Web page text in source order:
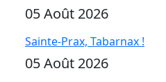
05 Août 2026
Sainte-Prax, Tabarnax !
05 Août 2026